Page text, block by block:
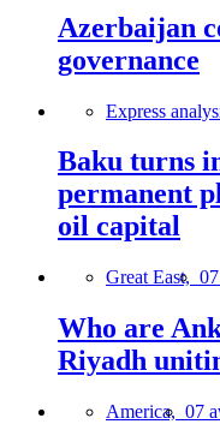
Azerbaijan
governance
Express
Baku turns
permanent
oil capital
Great East,
Who are
Riyadh
America, 07